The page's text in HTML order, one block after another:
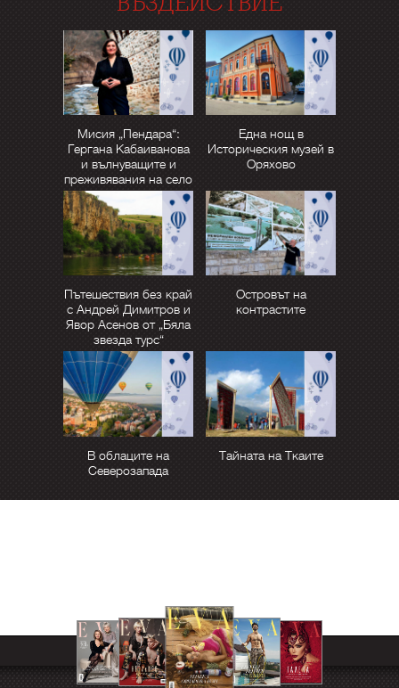
Мисия „Пендара“:
Гергана Кабаиванова
и вълнуващите и
преживявания на село
Една нощ в
Историческия музей в
Оряхово
Пътешествия без край
с Андрей Димитров и
Явор Асенов от „Бяла
звезда турс“
Островът на
контрастите
В облаците на
Северозапада
Тайната на Ткаите